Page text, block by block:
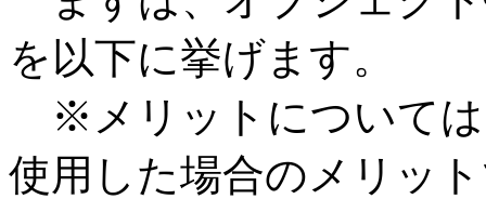
を以下に挙げます。
※メリットについては
使用した場合のメリッ